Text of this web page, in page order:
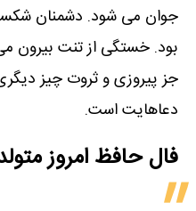
جوان می شود. دشمنان
بود. خستگی از تنت بیرون
جز پیروزی و ثروت چیز
دعاهایت است.
فال حافظ امروز